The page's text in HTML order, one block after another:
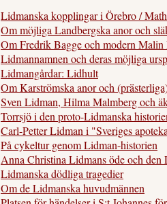
Lidmanska kopplingar i Örebro /
Om möjliga Landbergska anor och
Om Fredrik Bagge och modern Malin
Lidmannamnen och deras möjliga
Lidmangårdar: Lidhult
Om Karströmska anor och
Sven Lidman, Hilma Malmberg och
Torrsjö i den proto-Lidmanska
Carl-Petter Lidman i "Sveriges
På cykeltur genom Lidman-historien
Anna Christina Lidmans öde och den
Lidmanska dödliga tragedier
Om de Lidmanska huvudmännen